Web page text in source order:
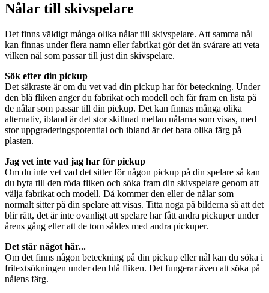
Nålar till skivspelare
Det finns väldigt många olika nålar till skivspelare. Att samma nål
kan finnas under flera namn eller fabrikat gör det än svårare att veta
vilken nål som passar till just din skivspelare.
Sök efter din pickup
Det säkraste är om du vet vad din pickup har för beteckning. Under
den blå fliken anger du fabrikat och modell och får fram en lista på
de nålar som passar till din pickup. Det kan finnas många olika
alternativ, ibland är det stor skillnad mellan nålarna som visas, med
stor uppgraderingspotential och ibland är det bara olika färg på
plasten.
Jag vet inte vad jag har för pickup
Om du inte vet vad det sitter för någon pickup på din spelare så kan
du byta till den röda fliken och söka fram din skivspelare genom att
välja fabrikat och modell. Då kommer den eller de nålar som
normalt sitter på din spelare att visas. Titta noga på bilderna så att det
blir rätt, det är inte ovanligt att spelare har fått andra pickuper under
årens gång eller att de tom såldes med andra pickuper.
Det står något här...
Om det finns någon beteckning på din pickup eller nål kan du söka i
fritextsökningen under den blå fliken. Det fungerar även att söka på
nålens färg.